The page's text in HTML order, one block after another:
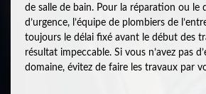
de salle de bain. Pour la réparation ou le
d’urgence, l’équipe de plombiers de
toujours le délai fixé avant le début des
résultat impeccable. Si vous n’avez pas
domaine, évitez de faire les travaux par